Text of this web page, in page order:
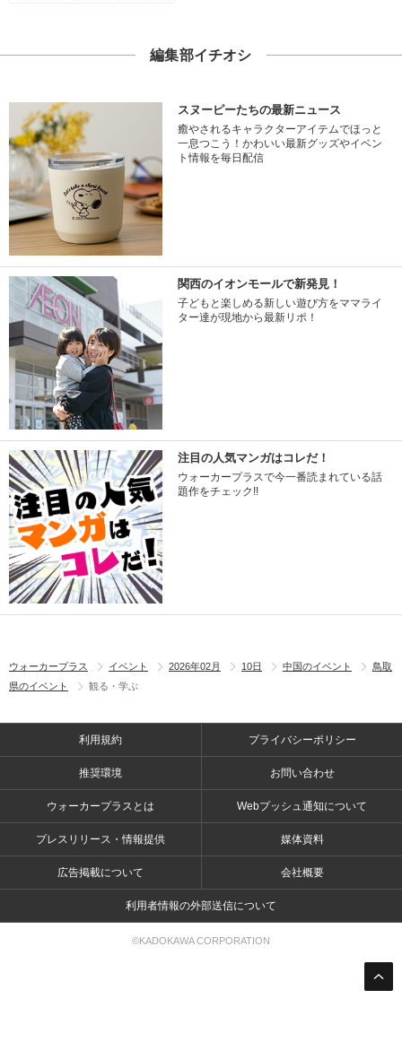
編集部イチオシ
スヌーピーたちの最新ニュース
癒やされるキャラクターアイテムでほっと
一息つこう！かわいい最新グッズやイベン
ト情報を毎日配信
関西のイオンモールで新発見！
子どもと楽しめる新しい遊び方をママライ
ター達が現地から最新リポ！
注目の人気マンガはコレだ！
ウォーカープラスで今一番読まれている話
題作をチェック!!
ウォーカープラス イベント 2026年02月 10日 中国のイベント
鳥取
県のイベント
観る・学ぶ
利用規約 プライバシーポリシー
推奨環境 お問い合わせ
ウォーカープラスとは Webプッシュ通知について
プレスリリース・情報提供 媒体資料
広告掲載について 会社概要
利用者情報の外部送信について
©KADOKAWA CORPORATION